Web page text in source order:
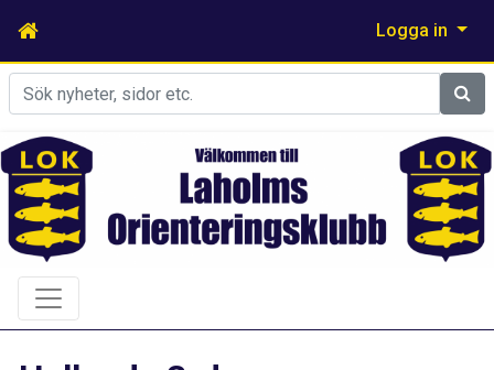
Logga in
Sök